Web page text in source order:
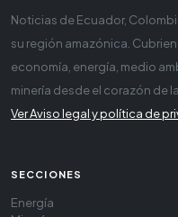
Noticias de Ecuador,
su región amazónica.
economía, energía, medio
minería desde el corazón de
Ver Aviso legal y política de
SECCIONES
Energía